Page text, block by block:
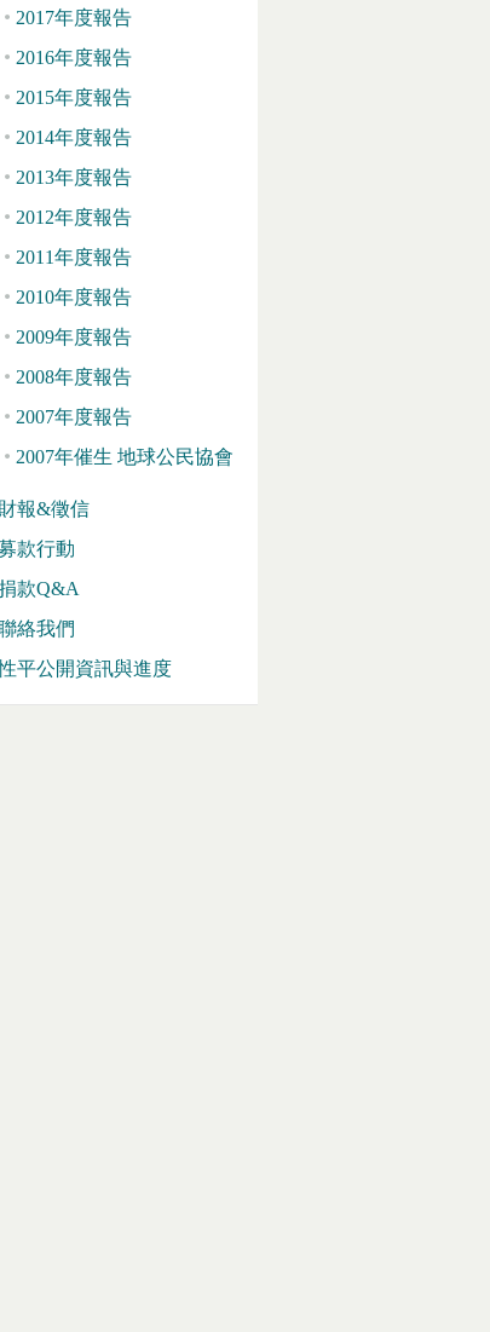
2017年度報告
2016年度報告
2015年度報告
2014年度報告
2013年度報告
2012年度報告
2011年度報告
2010年度報告
2009年度報告
2008年度報告
2007年度報告
2007年催生 地球公民協會
財報&徵信
款行動
款Q&A
絡我們
平公開資訊與進度